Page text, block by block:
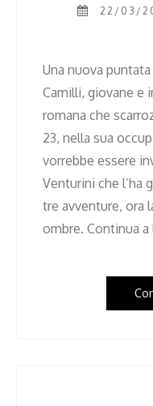
22/03/
Una nuova
Camilli, giovane e
romana che
23, nella sua
vorrebbe essere
Venturini che l’ha
tre avventure, ora
ombre. Continua a